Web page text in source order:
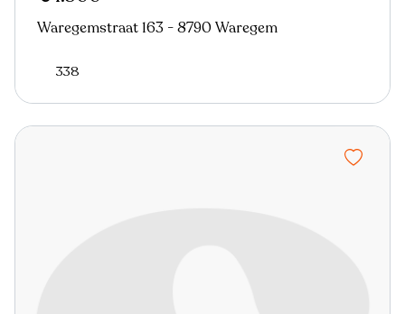
Waregemstraat 163 - 8790 Waregem
338